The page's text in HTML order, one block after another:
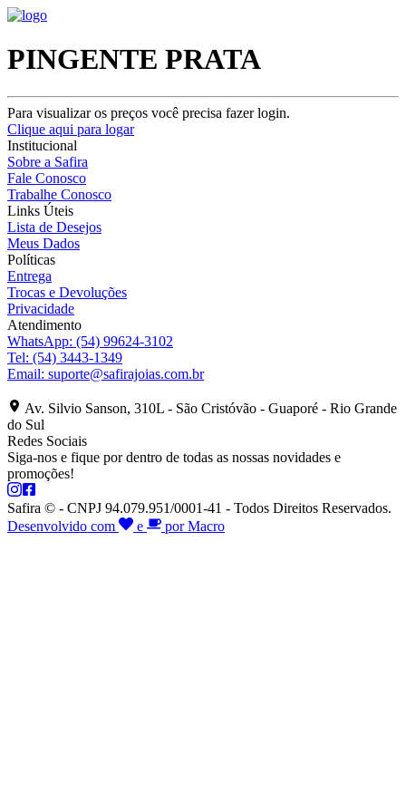
PINGENTE PRATA
Para visualizar os preços você precisa fazer login.
Clique aqui para logar
Institucional
Sobre a Safira
Fale Conosco
Trabalhe Conosco
Links Úteis
Lista de Desejos
Meus Dados
Políticas
Entrega
Trocas e Devoluções
Privacidade
Atendimento
WhatsApp: (54) 99624-3102
Tel: (54) 3443-1349
Email: suporte@safirajoias.com.br
Av. Silvio Sanson, 310L - São Cristóvão - Guaporé - Rio Grande
do Sul
Redes Sociais
Siga-nos e fique por dentro de todas as nossas novidades e
promoções!
Safira © - CNPJ 94.079.951/0001-41 - Todos Direitos Reservados.
Desenvolvido com
e por Macro